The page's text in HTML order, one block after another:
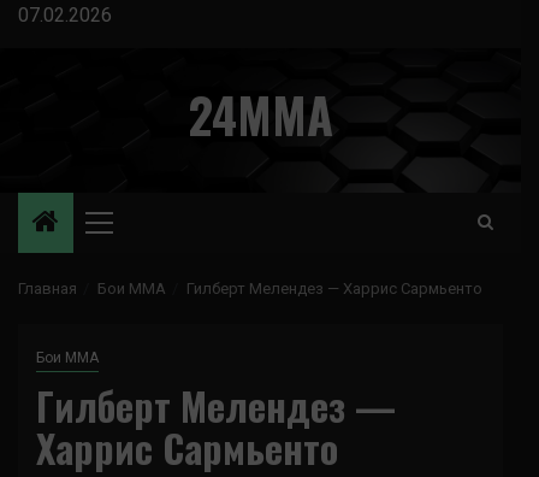
Перейти
07.02.2026
24MMA
Основное
Главная Бои ММА Гилберт Мелендез — Харрис Сармьенто
Бои ММА
Гилберт Мелендез —
Харрис Сармьенто